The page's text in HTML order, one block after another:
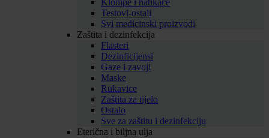
Klompe i natikače
Testovi-ostali
Svi medicinski proizvodi
Zaštita i dezinfekcija
Flasteri
Dezinficijensi
Gaze i zavoji
Maske
Rukavice
Zaštita za tijelo
Ostalo
Sve za zaštitu i dezinfekciju
Eterična i biljna ulja